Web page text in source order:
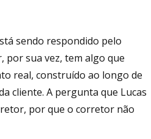
sendo respondido pelo
por sua vez, tem algo que
real, construído ao longo de
cliente. A pergunta que Lucas
por que o corretor não